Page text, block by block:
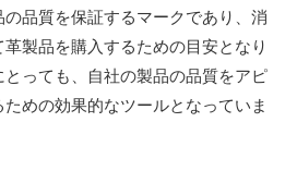
品質を保証するマークであり、消
製品を購入するための目安となり
とっても、自社の製品の品質をアピ
めの効果的なツールとなっていま